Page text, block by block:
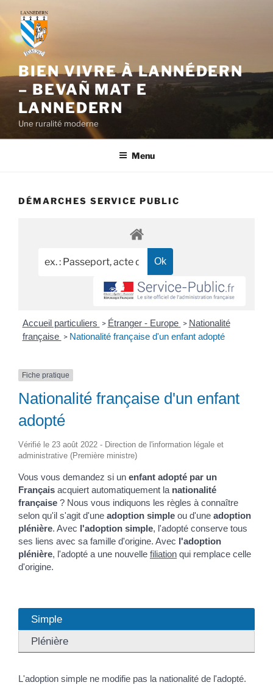
contenu
principal
BIEN VIVRE À LANNÉDERN
– BEVAÑ MAT E
LANNEDERN
Une ruralité moderne
Menu
DÉMARCHES SERVICE PUBLIC
Accueil particuliers > Étranger - Europe > Nationalité
française > Nationalité française d'un enfant adopté
Fiche pratique
Nationalité française d'un enfant
adopté
Vérifié le 23 août 2022 - Direction de l'information légale et
administrative (Première ministre)
Vous vous demandez si un enfant adopté par un
Français acquiert automatiquement la nationalité
française ? Nous vous indiquons les règles à connaître
selon qu'il s'agit d'une adoption simple ou d'une adoption
plénière. Avec l'adoption simple, l'adopté conserve tous
ses liens avec sa famille d'origine. Avec l'adoption
plénière, l'adopté a une nouvelle filiation qui remplace celle
d'origine.
Simple
Plénière
L'adoption simple ne modifie pas la nationalité de l'adopté.